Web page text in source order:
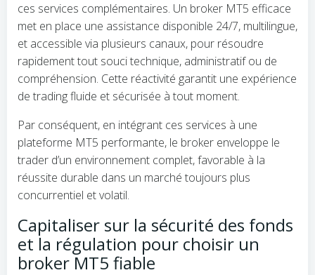
ces services complémentaires. Un broker MT5 efficace
met en place une assistance disponible 24/7, multilingue,
et accessible via plusieurs canaux, pour résoudre
rapidement tout souci technique, administratif ou de
compréhension. Cette réactivité garantit une expérience
de trading fluide et sécurisée à tout moment.
Par conséquent, en intégrant ces services à une
plateforme MT5 performante, le broker enveloppe le
trader d’un environnement complet, favorable à la
réussite durable dans un marché toujours plus
concurrentiel et volatil.
Capitaliser sur la sécurité des fonds
et la régulation pour choisir un
broker MT5 fiable